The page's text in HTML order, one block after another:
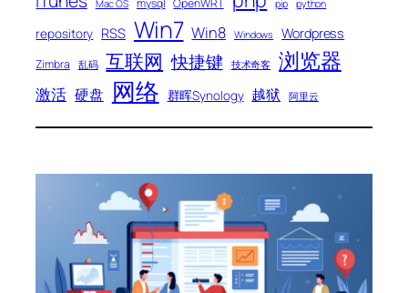
Mac OS mysql OpenWRT pip python
repository RSS Win7 Win8 Windows Wordpress
Zimbra 乱码 互联网 快捷键 技术奇客 浏览器
激活 硬盘 网络 群晖Synology 越狱 阿里云